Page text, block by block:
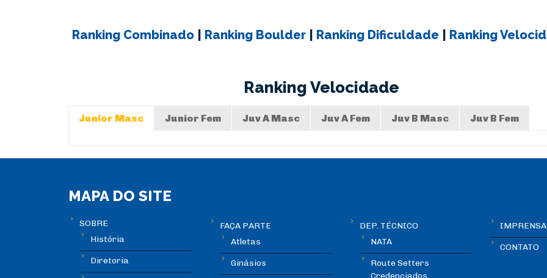
Ranking Combinado| Ranking Boulder| Ranking Dificuldade Ranking
Ranking Velocidade
Junior Masc Junior Fem Juv A Masc Juv A Fem Juv B Masc Juv B Fem
MAPA DO SITE
SOBRE
História
Diretoria
FAÇA PARTE
Atletas
Ginásios
DEP. TÉCNICO
NATA
Route Setters
Credenciados
IMPRENSA
CONTATO